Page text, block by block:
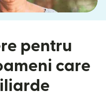
pentru
care